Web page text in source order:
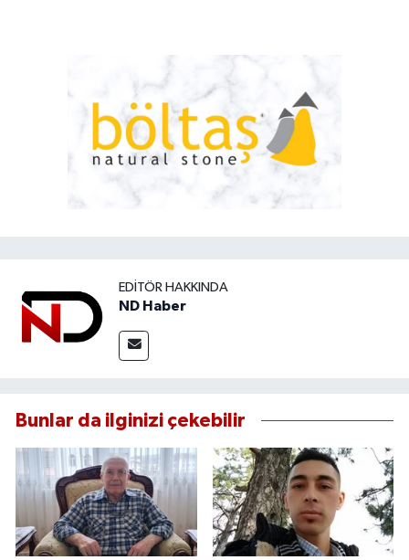
EDITÖR HAKKINDA
ND Haber
Bunlar da ilginizi çekebilir